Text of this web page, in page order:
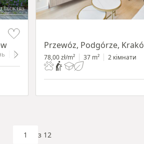
Вторинний цокольний поверх з вітриною
Przewóz, Podgórze,
78,00 zł/m² 37 m² 2 кімнати
з 12